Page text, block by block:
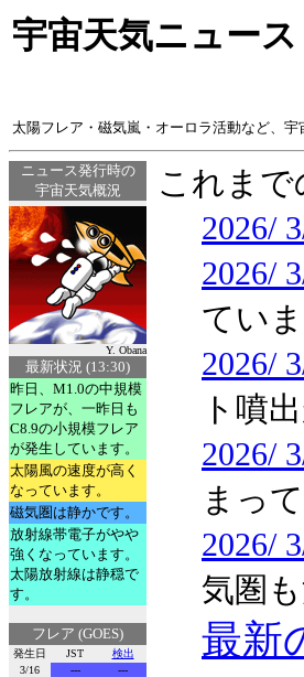
宇宙天気ニュース
太陽フレア・磁気嵐・オーロラ活動など、
ニュース発行時の
宇宙天気概況
Y. Obana
最新状況 (13:30)
昨日、M1.0の中規模
フレアが、一昨日も
C8.9の小規模フレア
が発生しています。
太陽風の速度が高く
なっています。
磁気圏は静かです。
放射線帯電子がやや
強くなっています。
太陽放射線は静穏で
す。
フレア (GOES)
発生日 JST
検出
3/16
---
---
これま
2026/
2026/
ていま
2026/
ト噴
2026/
まっ
2026/
気圏
最新